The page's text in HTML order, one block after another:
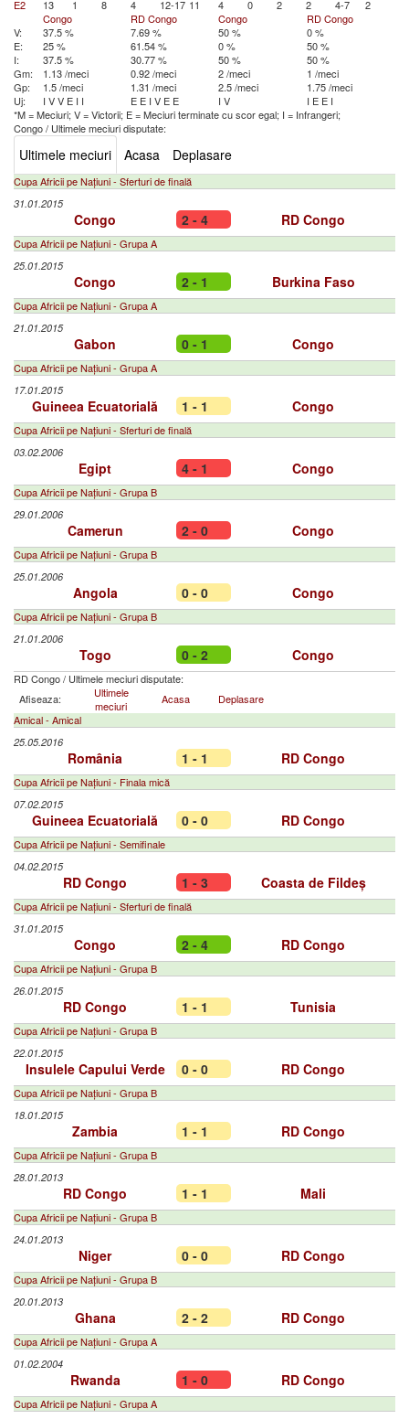
E2
13 1 8 4 12-17 11 4 0 2 2 4-7
2
Congo
RD Congo Congo
RD Congo
V:
37.5 % 7.69 % 50 %
0 %
E:
25 % 61.54 % 0 %
50 %
I:
37.5 % 30.77 % 50 %
50 %
Gm:
1.13 /meci 0.92 /meci 2 /meci
1 /meci
Gp:
1.5 /meci 1.31 /meci 2.5 /meci
1.75 /meci
Uj:
I VV E I I E E I V E E I V I E E I
*M = Meciuri; V = Victorii; E = Meciuri terminate cu scor egal; I = Infrangeri;
Congo/ Ultimele meciuri disputate:
Ultimele meciuri Acasa Deplasare
Cupa Africii pe Națiuni - Sferturi de finală
31.01.2015
Congo 2 - 4 RD Congo
Cupa Africii pe Națiuni - Grupa A
25.01.2015
Congo 2 - 1 Burkina Faso
Cupa Africii pe Națiuni - Grupa A
21.01.2015
Gabon 0 - 1 Congo
Cupa Africii pe Națiuni - Grupa A
17.01.2015
Guineea Ecuatorială 1 - 1 Congo
Cupa Africii pe Națiuni - Sferturi de finală
03.02.2006
Egipt 4 - 1 Congo
Cupa Africii pe Națiuni - Grupa B
29.01.2006
Camerun 2 - 0 Congo
Cupa Africii pe Națiuni - Grupa B
25.01.2006
Angola 0 - 0 Congo
Cupa Africii pe Națiuni - Grupa B
21.01.2006
Togo 0 - 2 Congo
RD Congo/ Ultimele meciuri disputate:
Afiseaza:
Ultimele
meciuri
Acasa
Deplasare
Amical - Amical
25.05.2016
România 1 - 1 RD Congo
Cupa Africii pe Națiuni - Finala mică
07.02.2015
Guineea Ecuatorială 0 - 0 RD Congo
Cupa Africii pe Națiuni - Semifinale
04.02.2015
RD Congo 1 - 3 Coasta de Fildeș
Cupa Africii pe Națiuni - Sferturi de finală
31.01.2015
Congo 2 - 4 RD Congo
Cupa Africii pe Națiuni - Grupa B
26.01.2015
RD Congo 1 - 1 Tunisia
Cupa Africii pe Națiuni - Grupa B
22.01.2015
Insulele Capului Verde 0 - 0 RD Congo
Cupa Africii pe Națiuni - Grupa B
18.01.2015
Zambia 1 - 1 RD Congo
Cupa Africii pe Națiuni - Grupa B
28.01.2013
RD Congo 1 - 1 Mali
Cupa Africii pe Națiuni - Grupa B
24.01.2013
Niger 0 - 0 RD Congo
Cupa Africii pe Națiuni - Grupa B
20.01.2013
Ghana 2 - 2 RD Congo
Cupa Africii pe Națiuni - Grupa A
01.02.2004
Rwanda 1 - 0 RD Congo
Cupa Africii pe Națiuni - Grupa A